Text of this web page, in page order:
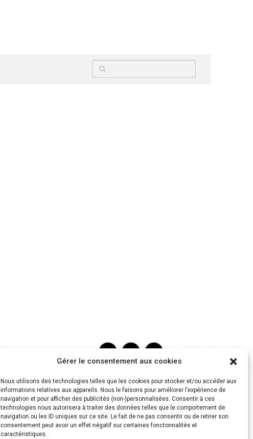
Gérer le consentement aux cookies
Nous utilisons des technologies telles que les cookies pour stocker et/ou accéder aux
informations relatives aux appareils. Nous le faisons pour améliorer l’expérience de
navigation et pour afficher des publicités (non-)personnalisées. Consentir à ces
technologies nous autorisera à traiter des données telles que le comportement de
navigation ou les ID uniques sur ce site. Le fait de ne pas consentir ou de retirer son
consentement peut avoir un effet négatif sur certaines fonctonnalités et
caractéristiques.